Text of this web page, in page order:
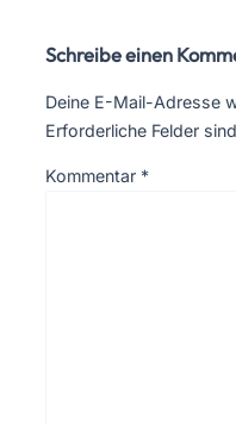
Schreibe einen
Deine E-Mail-Adresse
Erforderliche Felder
Kommentar *